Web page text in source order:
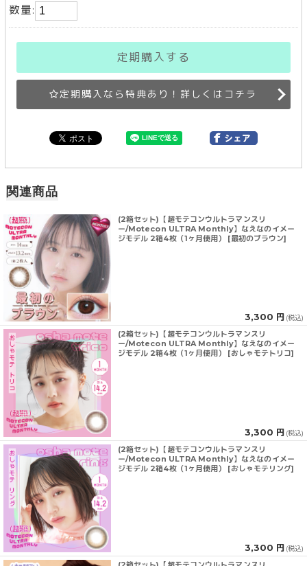
数量:
定期購入する
定期購入なら特典あり！詳しくはコチラ
関連商品
(2箱セット)【超モテコンウルトラマンスリ
ー/Motecon ULTRA Monthly】なえなのイメー
ジモデル 2箱4枚（1ヶ月使用） [最初のブラウン]
3,300 円 (税込)
(2箱セット)【超モテコンウルトラマンスリ
ー/Motecon ULTRA Monthly】なえなのイメー
ジモデル 2箱4枚（1ヶ月使用） [おしゃモテトリコ]
3,300 円 (税込)
(2箱セット)【超モテコンウルトラマンスリ
ー/Motecon ULTRA Monthly】なえなのイメー
ジモデル 2箱4枚（1ヶ月使用） [おしゃモテリング]
3,300 円 (税込)